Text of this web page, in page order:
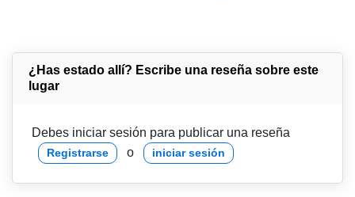
¿Has estado allí? Escribe una reseña sobre este
lugar
Debes iniciar sesión para publicar una reseña
Registrarse o iniciar sesión